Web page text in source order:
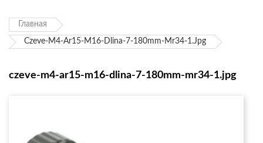
Главная
Czeve-M4-Ar15-M16-Dlina-7-180mm-Mr34-1.jpg
czeve-m4-ar15-m16-dlina-7-180mm-mr34-1.jpg